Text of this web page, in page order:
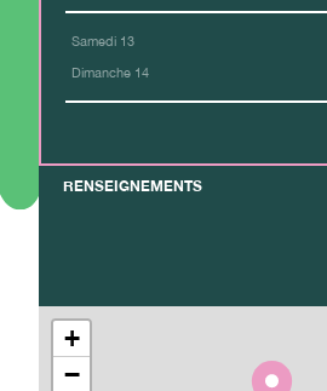
Samedi 13
Dimanche 14
RENSEIGNEMENTS
+
−